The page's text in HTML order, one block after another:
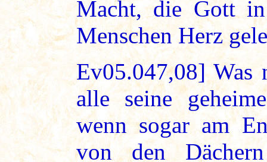
Macht, die Gott in
Menschen Herz
Ev05.047,08] Was
alle seine
wenn sogar am
von den